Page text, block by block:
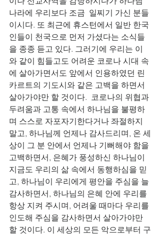
나라에 우리보다 조금  일찌기 가신 분들
이시다. 또 최근에 휴스턴에서 일반 한국
인들이 천국으로 먼저 가셨다는 소식들
을 종종 듣고 있다. 그러기에 우리는 이
와 같이 힘들고도 어려운 코로나 시대 속
에 살아가면서도 앞에서 인용하였던 린
카르트의 기도시와 같은 고백을 하면서
살아가야만 할 것이다.  코로나의 위협과
두려움과 고통 속에서 하나님을 불평하
며 스스로 자포자기한다거나 좌절하지
말고, 하나님께 언제나 감사드리며, 온 세
상이 그 분 안에서 언제나 기뻐해야 함을
고백하면서, 은혜가 풍성하신 하나님이
지금도 우리의 삶 속에서 동행하심을 믿
고, 하나님이 우리에게 평안을 주심을 늘
감사하면서, 하나님의 은혜 안에 우리를
항상 지켜 주시며, 어려울 때마다 우리를
인도해 주심을 감사하면서 살아가야만
할 것이다. 이 세상의 모든 악으로부터 구